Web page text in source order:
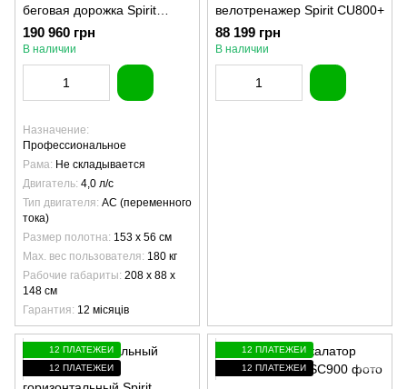
беговая дорожка Spirit
CT800+
190 960 грн
В наличии
Назначение
Профессиональное
Рама Не складывается
Двигатель 4,0 л/с
Тип двигателя AC (переменного
тока)
Размер полотна 153 х 56 см
Max. вес пользователя 180 кг
Рабочие габариты 208 x 88 x
148 см
Гарантия 12 місяців
велотренажер Spirit CU800+
88 199 грн
В наличии
12 ПЛАТЕЖЕЙ
12 ПЛАТЕЖЕЙ
12 ПЛАТЕЖЕЙ
12 ПЛАТЕЖЕЙ